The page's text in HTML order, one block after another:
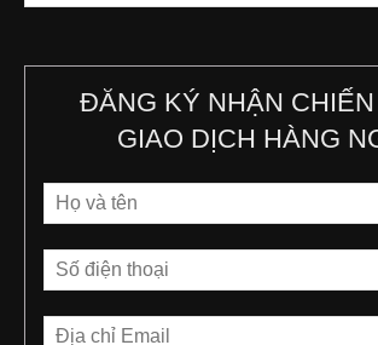
ĐĂNG KÝ NHẬN
GIAO DỊCH HÀNG